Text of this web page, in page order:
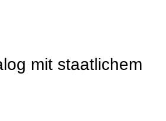
mit staatlichem